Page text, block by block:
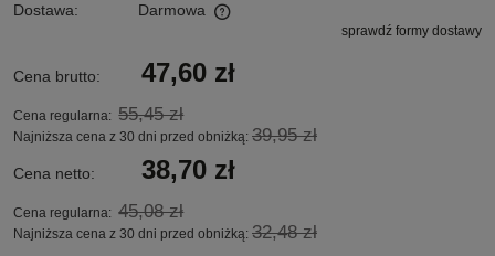
Dostawa:
Darmowa
Cena nie zawiera ewentualnych kosztów płatnościsprawdź formy dostawy
Cena brutto: 47,60 zł
Cena regularna: 55,45 zł
Najniższa cena z 30 dni przed obniżką: 39,95 zł
Cena netto: 38,70 zł
Cena regularna: 45,08 zł
Najniższa cena z 30 dni przed obniżką: 32,48 zł